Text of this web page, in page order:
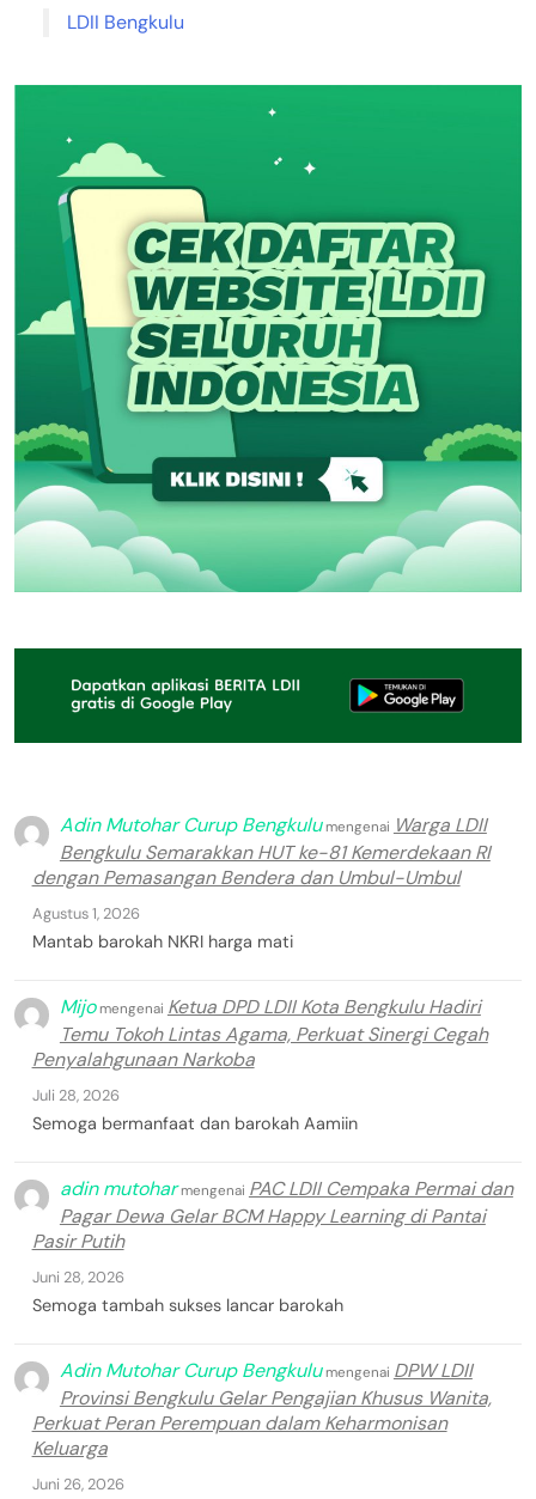
LDII Bengkulu
Adin Mutohar Curup Bengkulumengenai Warga LDII
Bengkulu Semarakkan HUT ke-81 Kemerdekaan RI
dengan Pemasangan Bendera dan Umbul-Umbul
Agustus 1, 2026
Mantab barokah NKRI harga mati
Mijomengenai Ketua DPD LDII Kota Bengkulu Hadiri
Temu Tokoh Lintas Agama, Perkuat Sinergi Cegah
Penyalahgunaan Narkoba
Juli 28, 2026
Semoga bermanfaat dan barokah Aamiin
adin mutoharmengenai PAC LDII Cempaka Permai dan
Pagar Dewa Gelar BCM Happy Learning di Pantai
Pasir Putih
Juni 28, 2026
Semoga tambah sukses lancar barokah
Adin Mutohar Curup Bengkulumengenai DPW LDII
Provinsi Bengkulu Gelar Pengajian Khusus Wanita,
Perkuat Peran Perempuan dalam Keharmonisan
Keluarga
Juni 26, 2026